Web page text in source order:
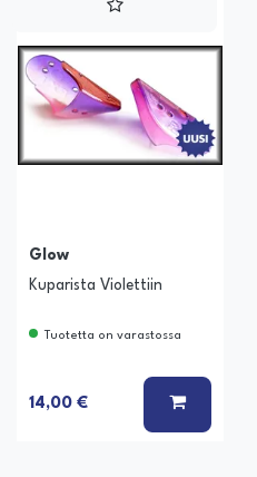
KORIIN
Glow
Kuparista Violettiin
Tuotetta on varastossa
14,00 € LISÄÄ